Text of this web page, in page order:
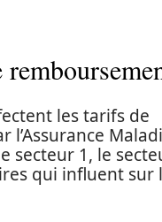
les tarifs de
secteur 1, le
qui influent sur